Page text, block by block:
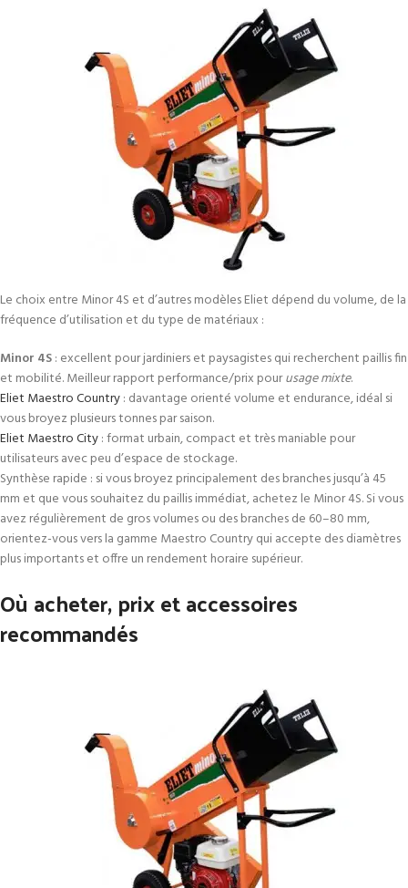
Le choix entre Minor 4S et d’autres modèles Eliet dépend du volume, de la
fréquence d’utilisation et du type de matériaux :
Minor 4S: excellent pour jardiniers et paysagistes qui recherchent paillis fin
et mobilité. Meilleur rapport performance/prix pourusage mixte.
Eliet Maestro Country: davantage orienté volume et endurance, idéal si
vous broyez plusieurs tonnes par saison.
Eliet Maestro City: format urbain, compact et très maniable pour
utilisateurs avec peu d’espace de stockage.
Synthèse rapide : si vous broyez principalement des branches jusqu’à 45
mm et que vous souhaitez du paillis immédiat, achetez le Minor 4S. Si vous
avez régulièrement de gros volumes ou des branches de 60–80 mm,
orientez-vous vers la gamme Maestro Country qui accepte des diamètres
plus importants et offre un rendement horaire supérieur.
Où acheter, prix et accessoires
recommandés